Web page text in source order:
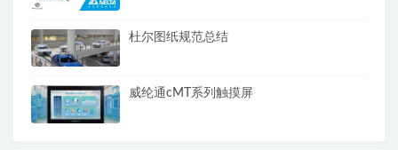
杜尔图纸规范总结
威纶通cMT系列触摸屏